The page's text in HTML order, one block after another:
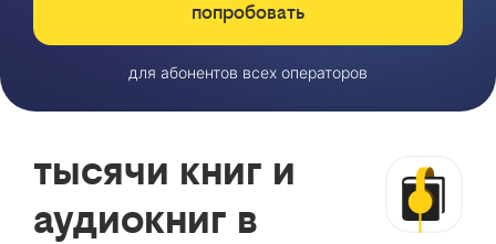
попробовать
для абонентов всех операторов
тысячи книг и
аудиокниг в